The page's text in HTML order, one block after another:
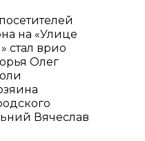
на «Улице
стал врио
Олег
Вячеслав